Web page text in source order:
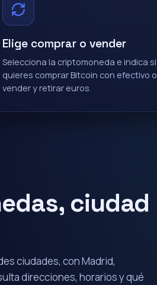
Elige comprar o vender
Selecciona la criptomoneda e indica si
quieres comprar Bitcoin con efectivo o
vender y retirar euros.
ciudad
ciudades, con Madrid,
direcciones, horarios y qué